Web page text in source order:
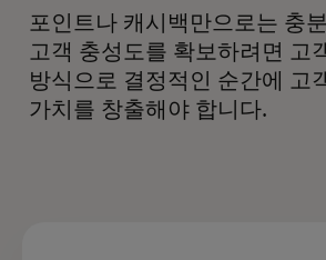
포인트나 캐시백만으로는 충
고객 충성도를 확보하려면 고
방식으로 결정적인 순간에 고
가치를 창출해야 합니다.